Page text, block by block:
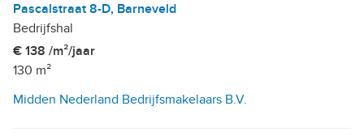
Pascalstraat 8-D, Barneveld
Bedrijfshal
€ 138 /m²/jaar
130 m²
Midden Nederland Bedrijfsmakelaars B.V.